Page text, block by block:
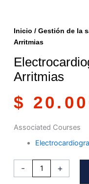
Inicio / Gestión de la
Arritmias
Arritmias
$
Associated Courses
-
Electrocardiografía
Arritmias
cantidad
+